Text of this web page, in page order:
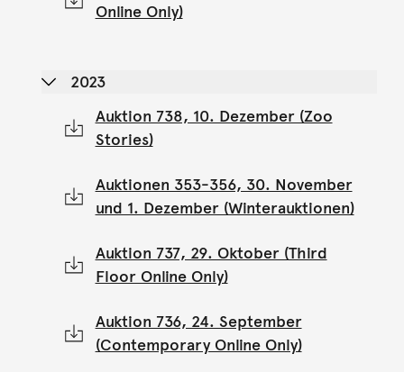
Online Only)
2023
Auktion 738, 10. Dezember (Zoo
Stories)
Auktionen 353-356, 30. November
und 1. Dezember (Winterauktionen)
Auktion 737, 29. Oktober (Third
Floor Online Only)
Auktion 736, 24. September
(Contemporary Online Only)